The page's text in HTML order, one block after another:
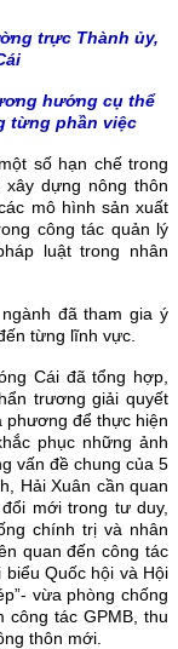
trực Thành ủy,
hướng cụ thể
từng phần việc
số hạn chế trong
dựng nông thôn
mô hình sản xuất
công tác quản lý
luật trong nhân
đã tham gia ý
từng lĩnh vực.
Cái đã tổng hợp,
trương giải quyết
phương để thực hiện
phục những ảnh
vấn đề chung của 5
Hải Xuân cần quan
mới trong tư duy,
chính trị và nhân
quan đến công tác
Quốc hội và Hội
vừa phòng chống
công tác GPMB, thu
thôn mới.